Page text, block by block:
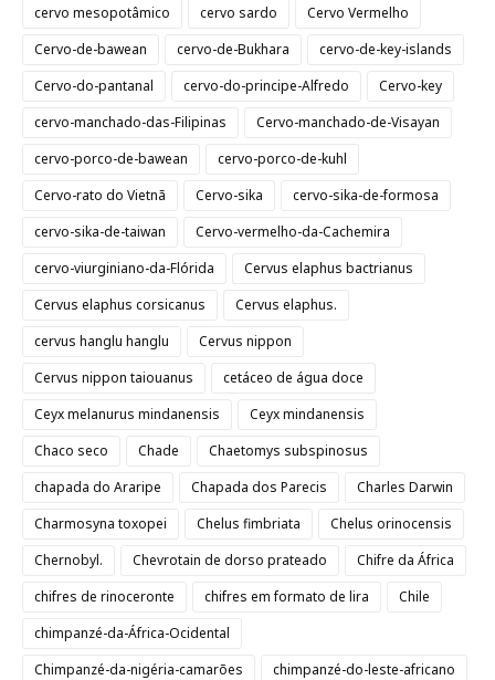
cervo mesopotâmico
cervo sardo
Cervo Vermelho
Cervo-de-bawean
cervo-de-Bukhara
cervo-de-key-islands
Cervo-do-pantanal
cervo-do-principe-Alfredo
Cervo-key
cervo-manchado-das-Filipinas
Cervo-manchado-de-Visayan
cervo-porco-de-bawean
cervo-porco-de-kuhl
Cervo-rato do Vietnã
Cervo-sika
cervo-sika-de-formosa
cervo-sika-de-taiwan
Cervo-vermelho-da-Cachemira
cervo-viurginiano-da-Flórida
Cervus elaphus bactrianus
Cervus elaphus corsicanus
Cervus elaphus.
cervus hanglu hanglu
Cervus nippon
Cervus nippon taiouanus
cetáceo de água doce
Ceyx melanurus mindanensis
Ceyx mindanensis
Chaco seco
Chade
Chaetomys subspinosus
chapada do Araripe
Chapada dos Parecis
Charles Darwin
Charmosyna toxopei
Chelus fimbriata
Chelus orinocensis
Chernobyl.
Chevrotain de dorso prateado
Chifre da África
chifres de rinoceronte
chifres em formato de lira
Chile
chimpanzé-da-África-Ocidental
Chimpanzé-da-nigéria-camarões
chimpanzé-do-leste-africano